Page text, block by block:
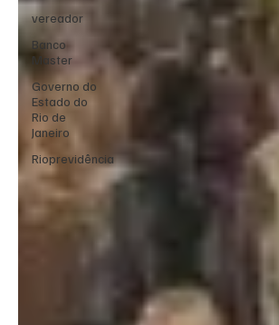
vereador
Banco
Master
Governo do
Estado do
Rio de
Janeiro
Rioprevidência